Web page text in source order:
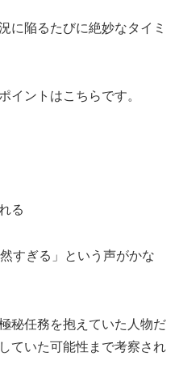
に陥るたびに絶妙なタイミ
イントはこちらです。
る
すぎる」という声がかな
秘任務を抱えていた人物だ
ていた可能性まで考察され